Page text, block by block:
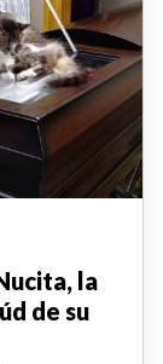
la
de su